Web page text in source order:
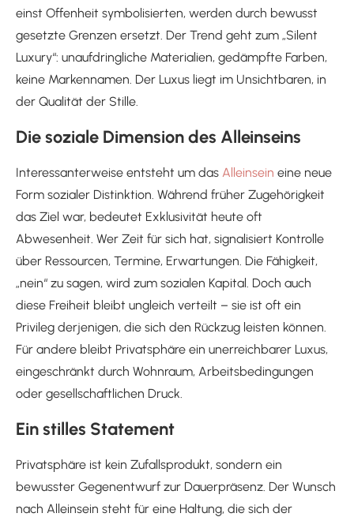
einst Offenheit symbolisierten, werden durch bewusst
gesetzte Grenzen ersetzt. Der Trend geht zum „Silent
Luxury“: unaufdringliche Materialien, gedämpfte Farben,
keine Markennamen. Der Luxus liegt im Unsichtbaren, in
der Qualität der Stille.
Die soziale Dimension des Alleinseins
Interessanterweise entsteht um das Alleinsein eine neue
Form sozialer Distinktion. Während früher Zugehörigkeit
das Ziel war, bedeutet Exklusivität heute oft
Abwesenheit. Wer Zeit für sich hat, signalisiert Kontrolle
über Ressourcen, Termine, Erwartungen. Die Fähigkeit,
„nein“ zu sagen, wird zum sozialen Kapital. Doch auch
diese Freiheit bleibt ungleich verteilt – sie ist oft ein
Privileg derjenigen, die sich den Rückzug leisten können.
Für andere bleibt Privatsphäre ein unerreichbarer Luxus,
eingeschränkt durch Wohnraum, Arbeitsbedingungen
oder gesellschaftlichen Druck.
Ein stilles Statement
Privatsphäre ist kein Zufallsprodukt, sondern ein
bewusster Gegenentwurf zur Dauerpräsenz. Der Wunsch
nach Alleinsein steht für eine Haltung, die sich der